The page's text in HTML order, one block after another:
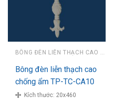
Bông đèn liễn thạch cao
chống ẩm TP-TC-CA10
Kích thước: 20x460